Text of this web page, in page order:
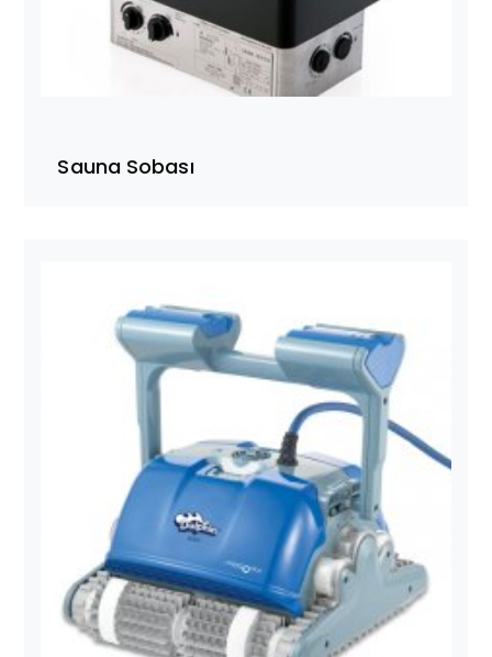
Sauna Sobası